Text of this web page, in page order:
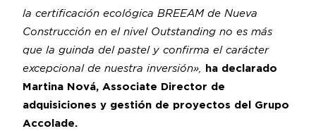
la certificación ecológica BREEAM de Nueva
Construcción en el nivel Outstanding no es más
que la guinda del pastel y confirma el carácter
excepcional de nuestra inversión»,
ha declarado
Martina Nová, Associate Director de
adquisiciones y gestión de proyectos del Grupo
Accolade.